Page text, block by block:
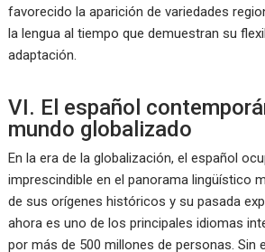
favorecido la aparición de variedades
la lengua al tiempo que demuestran su
adaptación.
VI. El español
mundo globalizado
En la era de la globalización, el español
imprescindible en el panorama lingüístico
de sus orígenes históricos y su pasada
ahora es uno de los principales idiomas
por más de 500 millones de personas. Sin